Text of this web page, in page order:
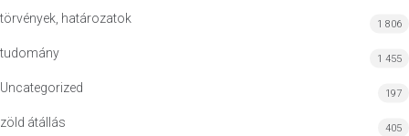
törvények, határozatok 1 806
tudomány 1 455
Uncategorized 197
zöld átállás 405